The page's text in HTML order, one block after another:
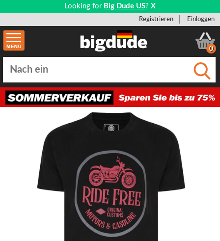
Looking for Big Dude US? X
Registrieren Einloggen
0